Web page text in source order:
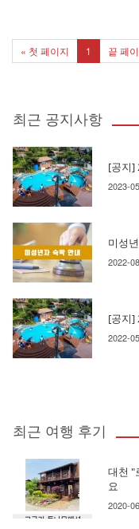
« 첫 페이지 1 끝 페
최근 공지사항
[공지]
2023-
미성
2022-
[공지]
2022-
최근 여행 후기
대천 "
요
2020-